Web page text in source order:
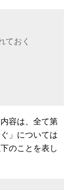
ておく
容は、全て第
」については
のことを表し